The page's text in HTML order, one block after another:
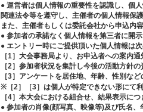
● 運営者は個人情報の重要性を認識し、個
関連法令等を遵守し、主催者の個人情報保
また、主催者もしくは委託会社から申込内
● 参加者の承諾なく個人情報を第三者に開示
● エントリー時にご提供頂いた個人情報は
［1］大会事務局より、お申込者への案内
［2］参加者状況を集計し今後の活動方針
［3］アンケートを居住地、年齢、性別な
※［2］［3］は個人が特定できない形にて
［4］本大会における組合せ、結果表示に
● 参加者の肖像(顔写真、映像等)及び氏名